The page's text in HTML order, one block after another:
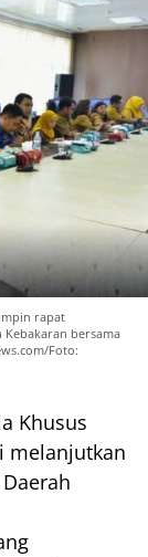
rapat
Kebakaran bersama
Foto:
Khusus
melanjutkan